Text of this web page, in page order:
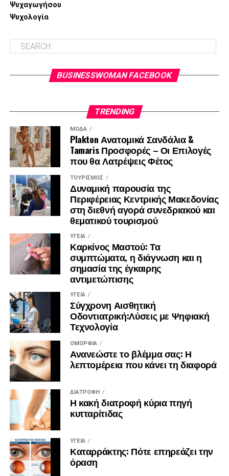
Ψυχαγωγήσου
Ψυχολογία
BUSINESSWOMAN FACEBOOK
TRENDING
ΜΌΔΑ
Plakton Ανατομικά Σανδάλια &
Tamaris Προσφορές – Οι Επιλογές
που θα Λατρέψεις Φέτος
ΤΟΥΡΙΣΜΌΣ
Δυναμική παρουσία της
Περιφέρειας Κεντρικής Μακεδονίας
στη διεθνή αγορά συνεδριακού και
θεματικού τουρισμού
ΥΓΕΊΑ
Καρκίνος Μαστού: Τα
συμπτώματα, η διάγνωση και η
σημασία της έγκαιρης
αντιμετώπισης
ΥΓΕΊΑ
Σύγχρονη Αισθητική
Οδοντιατρική:Λύσεις με Ψηφιακή
Τεχνολογία
ΟΜΟΡΦΙΆ
Ανανεώστε το βλέμμα σας: Η
λεπτομέρεια που κάνει τη διαφορά
ΔΙΑΤΡΟΦΉ
Η κακή διατροφή κύρια πηγή
κυτταρίτιδας
ΥΓΕΊΑ
Καταρράκτης: Πότε επηρεάζει την
όραση